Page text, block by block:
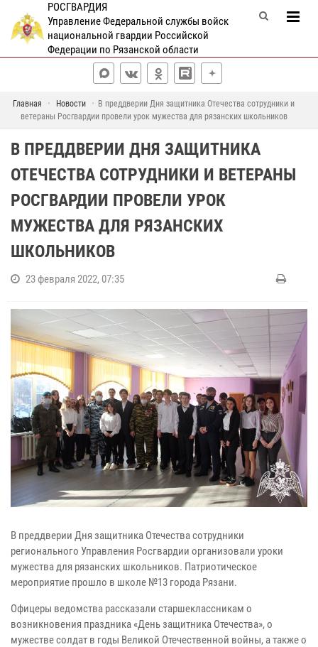
РОСГВАРДИЯ
Управление Федеральной службы войск
национальной гвардии Российской
Федерации по Рязанской области
Главная Новости
В преддверии Дня защитника Отечества сотрудники и
ветераны Росгвардии провели урок мужества для рязанских школьников
В ПРЕДДВЕРИИ ДНЯ ЗАЩИТНИКА
ОТЕЧЕСТВА СОТРУДНИКИ И ВЕТЕРАНЫ
РОСГВАРДИИ ПРОВЕЛИ УРОК
МУЖЕСТВА ДЛЯ РЯЗАНСКИХ
ШКОЛЬНИКОВ
23 февраля 2022, 07:35
В преддверии Дня защитника Отечества сотрудники
регионального Управления Росгвардии организовали уроки
мужества для рязанских школьников. Патриотическое
мероприятие прошло в школе №13 города Рязани.
Офицеры ведомства рассказали старшеклассникам о
возникновения праздника «День защитника Отечества», о
мужестве солдат в годы Великой Отечественной войны, а также о